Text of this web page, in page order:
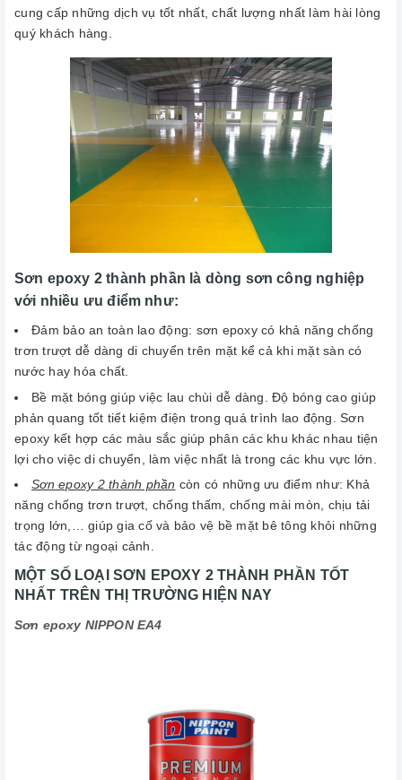
cung cấp những dịch vụ tốt nhất, chất lượng nhất làm hài lòng
quý khách hàng.
Sơn epoxy 2 thành phần là dòng sơn công nghiệp
với nhiều ưu điểm như:
Đảm bảo an toàn lao động: sơn epoxy có khả năng chống
trơn trượt dễ dàng di chuyển trên mặt kể cả khi mặt sàn có
nước hay hóa chất.
Bề mặt bóng giúp việc lau chùi dễ dàng. Độ bóng cao giúp
phản quang tốt tiết kiệm điện trong quá trình lao động. Sơn
epoxy kết hợp các màu sắc giúp phân các khu khác nhau tiện
lợi cho việc di chuyển, làm việc nhất là trong các khu vực lớn.
Sơn epoxy 2 thành phần còn có những ưu điểm như: Khả
năng chống trơn trượt, chống thấm, chống mài mòn, chịu tải
trọng lớn,… giúp gia cố và bảo vệ bề mặt bê tông khỏi những
tác động từ ngoại cảnh.
MỘT SỐ LOẠI SƠN EPOXY 2 THÀNH PHẦN TỐT
NHẤT TRÊN THỊ TRƯỜNG HIỆN NAY
Sơn epoxy NIPPON EA4